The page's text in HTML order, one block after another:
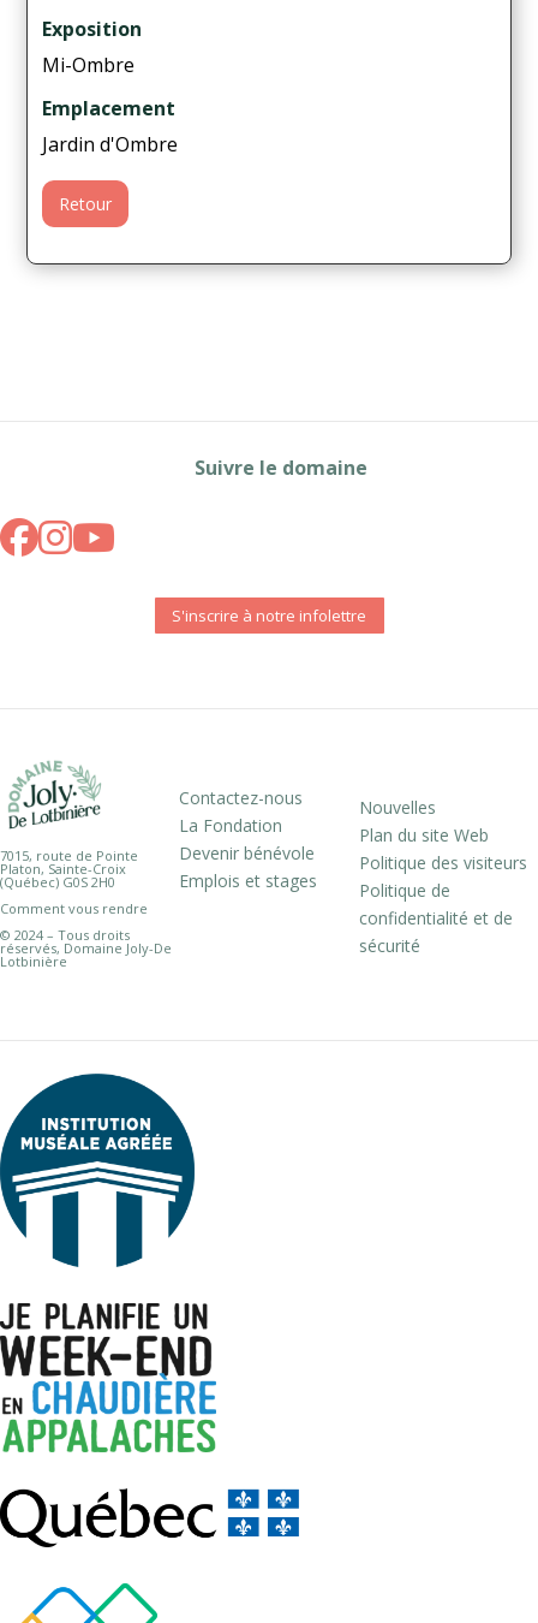
Exposition
Mi-Ombre
Emplacement
Jardin d'Ombre
Retour
Suivre le domaine
S'inscrire à notre infolettre
7015, route de Pointe
Platon, Sainte-Croix
(Québec) G0S 2H0
Comment vous rendre
© 2024 – Tous droits
réservés, Domaine Joly-De
Lotbinière
Contactez-nous
La Fondation
Devenir bénévole
Emplois et stages
Nouvelles
Plan du site Web
Politique des visiteurs
Politique de
confidentialité et de
sécurité